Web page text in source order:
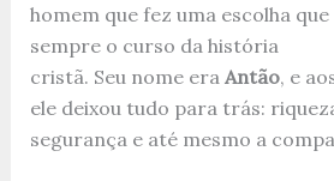
homem que fez uma escolha
sempre o curso da história
cristã. Seu nome era Antão, e
ele deixou tudo para trás:
segurança e até mesmo a